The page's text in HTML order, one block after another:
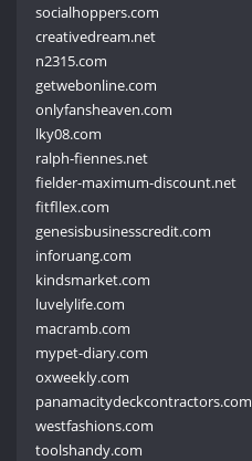
socialhoppers.com
creativedream.net
n2315.com
getwebonline.com
onlyfansheaven.com
lky08.com
ralph-fiennes.net
fielder-maximum-discount.net
fitfllex.com
genesisbusinesscredit.com
inforuang.com
kindsmarket.com
luvelylife.com
macramb.com
mypet-diary.com
oxweekly.com
panamacitydeckcontractors.com
westfashions.com
toolshandy.com